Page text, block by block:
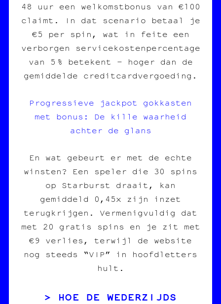
48 uur een welkomstbonus van €100
claimt. In dat scenario betaal je
€5 per spin, wat in feite een
verborgen servicekostenpercentage
van 5 % betekent – hoger dan de
gemiddelde creditcardvergoeding.
Progressieve jackpot gokkasten
met bonus: De kille waarheid
achter de glans
En wat gebeurt er met de echte
winsten? Een speler die 30 spins
op Starburst draait, kan
gemiddeld 0,45x zijn inzet
terugkrijgen. Vermenigvuldig dat
met 20 gratis spins en je zit met
€9 verlies, terwijl de website
nog steeds “VIP” in hoofdletters
hult.
HOE DE WEDERZIJDS